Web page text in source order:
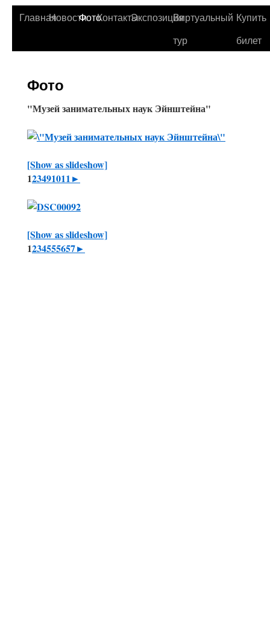
ГлавнаяНовостиФотоКонтактыЭкспозицияВиртуальный
тур
Купить
билет
Фото
"Музей занимательных наук Эйнштейна"
[Show as slideshow]
123491011►
[Show as slideshow]
1234555657►